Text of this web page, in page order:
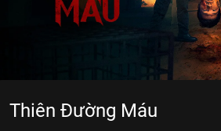
Thiên Đường Máu